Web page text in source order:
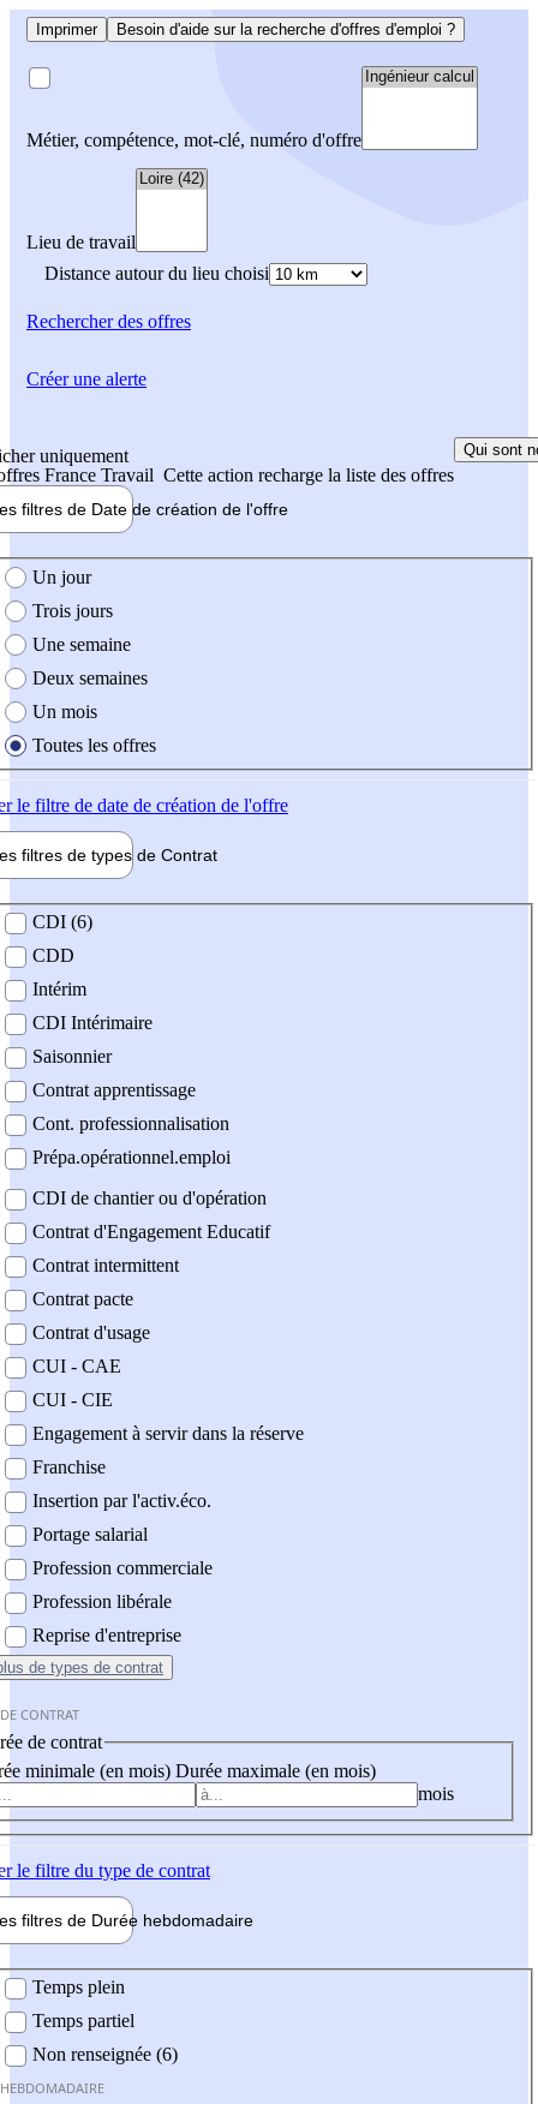
Imprimer Besoin d'aide sur la recherche d'offres d'emploi ?
Métier, compétence, mot-clé, numéro d'offre
Lieu de travail
Distance autour du lieu choisi
Rechercherdes offres
uniquement
France Travail Cette action recharge la liste des offres
Qui sont
filtres de Date de création de l'offre
création de l'offre
Un jour
Trois jours
Une semaine
Deux semaines
Un mois
Toutes les offres
le filtre de date de création de l'offre
filtres de types de Contrat
contrat
CDI (6)
CDD
Intérim
CDI Intérimaire
Saisonnier
Contrat apprentissage
Cont. professionnalisation
Prépa.opérationnel.emploi
CDI de chantier ou d'opération
Contrat d'Engagement Educatif
Contrat intermittent
Contrat pacte
Contrat d'usage
CUI - CAE
CUI - CIE
Engagement à servir dans la réserve
Franchise
Insertion par l'activ.éco.
Portage salarial
Profession commerciale
Profession libérale
Reprise d'entreprise
de types de contrat
CONTRAT
de contrat
minimale (en mois) Durée maximale (en mois)
mois
le filtre du type de contrat
filtres de Durée hebdomadaire
Temps plein
Temps partiel
Non renseignée (6)
Créer une alerte